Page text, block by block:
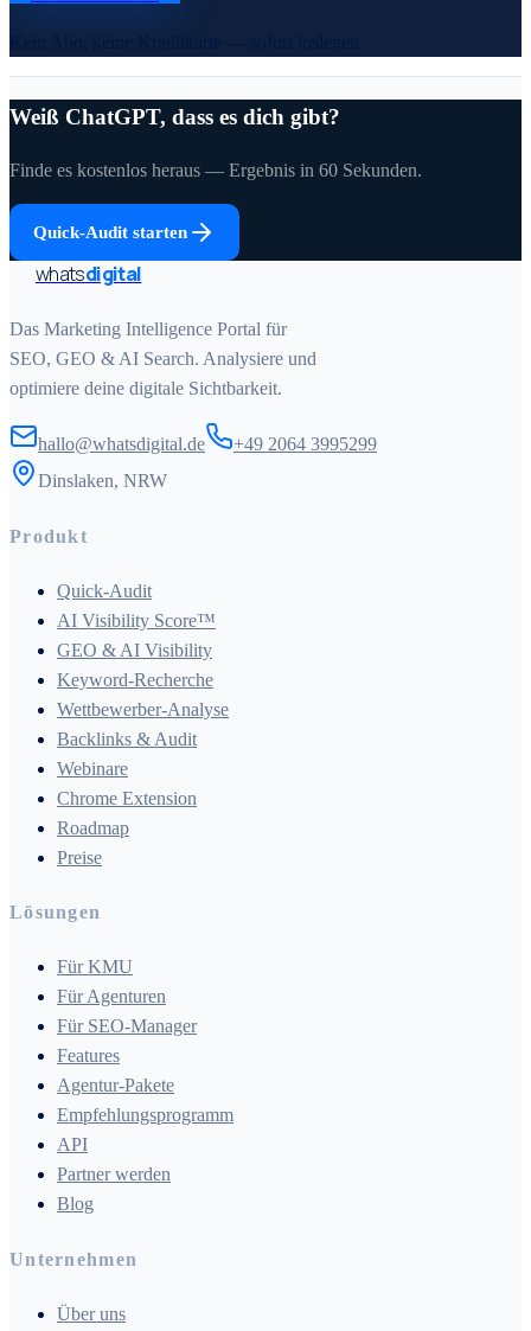
Weiß ChatGPT, dass es dich gibt?
Finde es kostenlos heraus — Ergebnis in 60 Sekunden.
Quick-Audit starten
whatsdigital
Das Marketing Intelligence Portal für
SEO, GEO & AI Search. Analysiere und
optimiere deine digitale Sichtbarkeit.
hallo@whatsdigital.de
+49 2064 3995299
Dinslaken, NRW
Produkt
Quick-Audit
AI Visibility Score™
GEO & AI Visibility
Keyword-Recherche
Wettbewerber-Analyse
Backlinks & Audit
Webinare
Chrome Extension
Roadmap
Preise
Lösungen
Für KMU
Für Agenturen
Für SEO-Manager
Features
Agentur-Pakete
Empfehlungsprogramm
API
Partner werden
Blog
Unternehmen
Über uns